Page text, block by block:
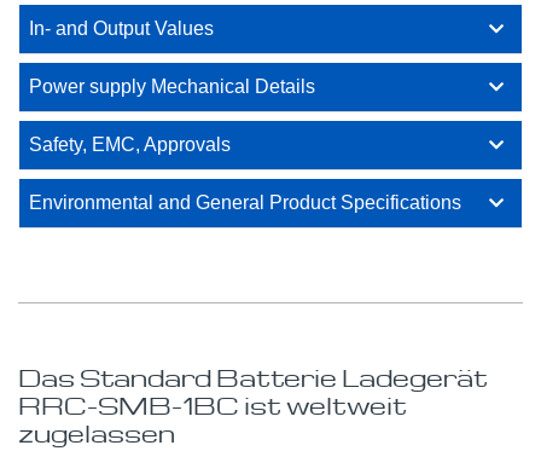
In- and Output Values
Power supply Mechanical Details
Safety, EMC, Approvals
Environmental and General Product Specifications
Das Standard Batterie Ladegerät
RRC-SMB-1BC ist weltweit
zugelassen